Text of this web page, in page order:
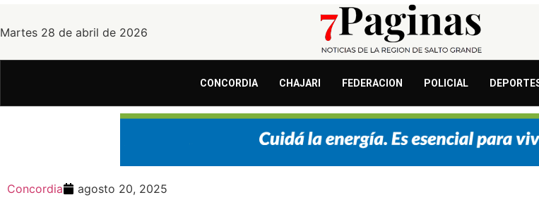
Martes 28 de abril de 2026
CONCORDIA CHAJARI FEDERACION POLICIAL
Concordia agosto 20, 2025